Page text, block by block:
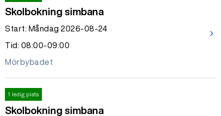
Skolbokning simbana
Start: Måndag 2026-08-24
Tid: 08:00-09:00
Mörbybadet
arrow_forward_ios
1 ledig plats
Skolbokning simbana